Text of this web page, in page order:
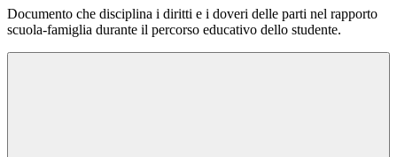
Documento che disciplina i diritti e i doveri delle parti nel rapporto
scuola-famiglia durante il percorso educativo dello studente.